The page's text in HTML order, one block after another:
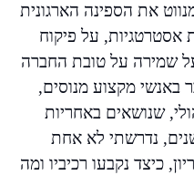
את הספינה הארגונית
על פיקוח
שמירה על טובת החברה
באנשי מקצוע מנוסים,
שנושאים באחריות
נדרשתי לא אחת
כיצד נקבעו רכיביו ומה